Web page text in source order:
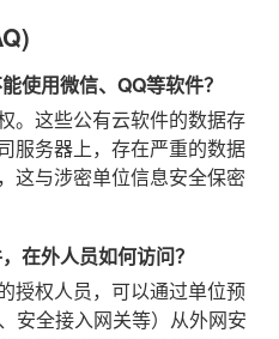
使用微信、QQ等软件？
。这些公有云软件的数据存
服务器上，存在严重的数据
这与涉密单位信息安全保密
在外人员如何访问？
授权人员，可以通过单位预
安全接入网关等）从外网安